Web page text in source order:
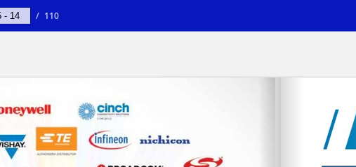
/ 110